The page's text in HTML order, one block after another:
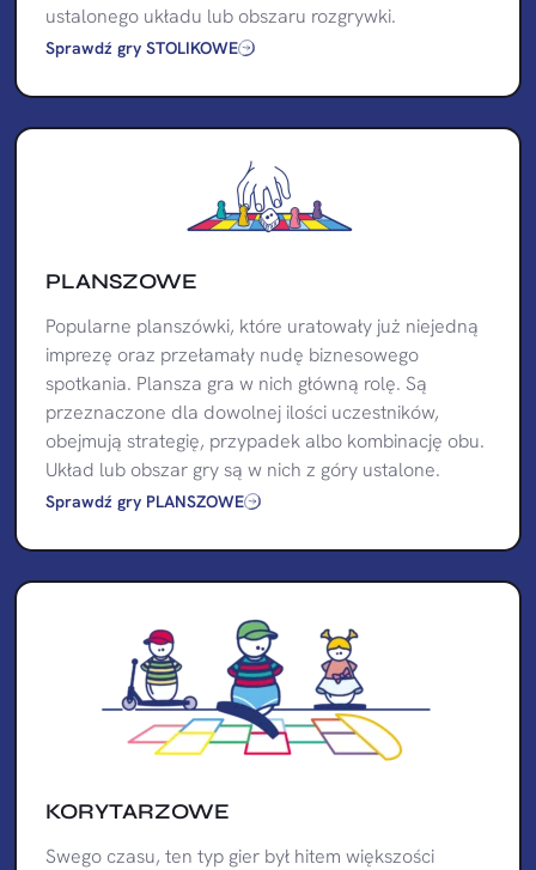
ustalonego układu lub obszaru rozgrywki.
Sprawdź gry STOLIKOWE
PLANSZOWE
Popularne planszówki, które uratowały już niejedną
imprezę oraz przełamały nudę biznesowego
spotkania. Plansza gra w nich główną rolę. Są
przeznaczone dla dowolnej ilości uczestników,
obejmują strategię, przypadek albo kombinację obu.
Układ lub obszar gry są w nich z góry ustalone.
Sprawdź gry PLANSZOWE
KORYTARZOWE
Swego czasu, ten typ gier był hitem większości